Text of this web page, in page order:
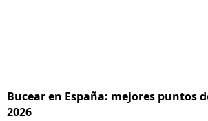
Bucear en España: mejores puntos
2026